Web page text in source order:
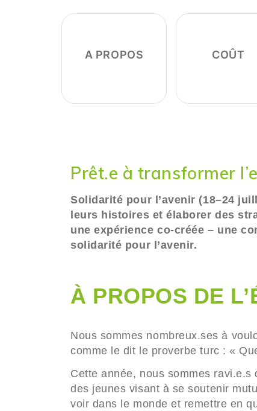
A PROPOS COÛT
Prêt.e à transformer
Solidarité pour l’avenir (18–24
leurs histoires et élaborer des
une expérience co-créée – une
solidarité pour l’avenir.
À PROPOS DE
Nous sommes nombreux.ses à
comme le dit le proverbe turc : «
Cette année, nous sommes ravi.e.s
des jeunes visant à se soutenir
voir dans le monde et remettre en